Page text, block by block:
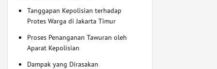
Tanggapan Kepolisian terhadap
Protes Warga di Jakarta Timur
Proses Penanganan Tawuran oleh
Aparat Kepolisian
Dampak yang Dirasakan